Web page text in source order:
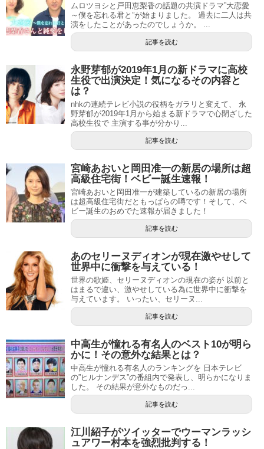
ムロツヨシと戸田恵梨香の話題の共演ドラマ”大恋愛
～僕を忘れる君と”が始まりました。 過去に二人は共
演をしたことがあったのでしょうか。 ...
記事を読む
永野芽郁が2019年1月の新ドラマに高校
生役で出演決定！気になるその内容と
は？
nhkの連続テレビ小説の役柄をガラリと変えて、 永
野芽郁が2019年1月から始まる新ドラマで心閉ざした
高校生役で 主演する事が分かり...
記事を読む
宮崎あおいと岡田准一の新居の場所は超
高級住宅街！ベビー誕生速報！
宮崎あおいと岡田准一が建築しているの新居の場所
は超高級住宅街だともっぱらの噂です！そして、ベ
ビー誕生のおめでた速報が届きました！
記事を読む
あのセリーヌディオンが現在激やせして
世界中に衝撃を与えている！
世界の歌姫、セリーヌディオンの現在の姿が 以前と
はまるで違い、激やせしている為に世界中に衝撃を
与えています。 いったい、セリーヌ...
記事を読む
中高生が憧れる有名人のベスト10が明ら
かに！その意外な結果とは？
中高生が憧れる有名人のランキングを 日本テレビ
の”ヒルナンデス”の番組内で発表し、明らかになりま
した。 その結果が意外なものだっ...
記事を読む
江川紹子がツイッターでウーマンラッシ
ュアワー村本を強烈批判する！